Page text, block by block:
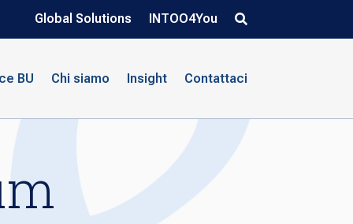
Global Solutions INTOO4You
BU Chi siamo Insight Contattaci